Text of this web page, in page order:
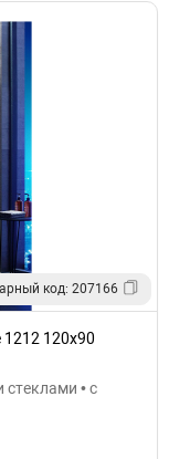
код: 207166
1212 120x90
• с